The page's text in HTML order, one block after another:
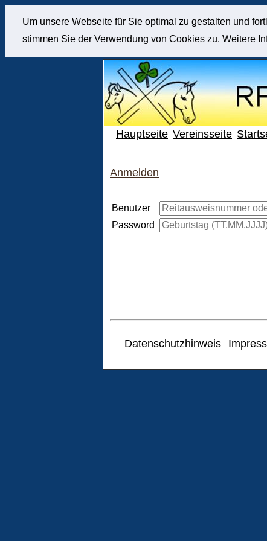
Um unsere Webseite für Sie optimal zu gestalten und
stimmen Sie der Verwendung von Cookies zu. Weitere
Hauptseite Vereinsseite
Anmelden
Benutzer
Password
Datenschutzhinweis